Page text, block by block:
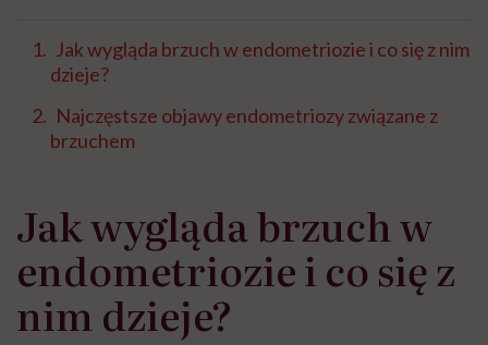
Jak wygląda brzuch w endometriozie i co się z nim
dzieje?
Najczęstsze objawy endometriozy związane z
brzuchem
Jak wygląda brzuch w
endometriozie i co się z
nim dzieje?